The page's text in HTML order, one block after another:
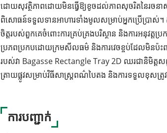
ដោយសុវត្ថិភាពដោយមិនធ្វើឱ្យខូចដល់ភាពសុចរិតនៃរចនាសម្
ពិសោធន៍ទទួលទានអាហារទាំងមូលសម្រាប់អ្នកប្រើប្រាស់។ ត
ចិត្តរបស់ពួកគេចំពោះការគ្រប់គ្រងបរិស្ថាន និងការអនុវត្
ប្រភពប្រកបដោយក្រមសីលធម៌ និងការវេចខ្ចប់ដែលមិនប៉ះព
របស់វា Bagasse Rectangle Tray 2D ឈរជានិមិត្តស
ត្រាយផ្លូវសម្រាប់វិធីសាស្រ្តពណ៌បៃតង និងការទទួលខុសត្រូវប
ការបញ្ជាក់